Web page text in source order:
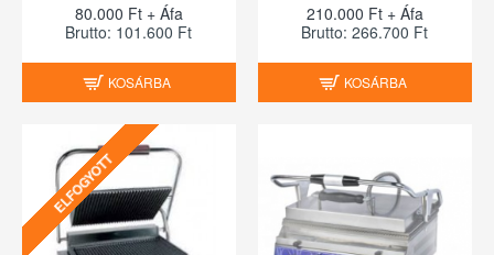
80.000 Ft + Áfa
Brutto: 101.600 Ft
KOSÁRBA
210.000 Ft + Áfa
Brutto: 266.700 Ft
KOSÁRBA
ELFOGYOTT